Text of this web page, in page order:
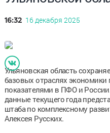
16:32 16 декабря 2025
Ульяновская область
базовых отраслях
показателями в ПФО и
данные текущего года
штаба по комплексному
Алексея Русских.